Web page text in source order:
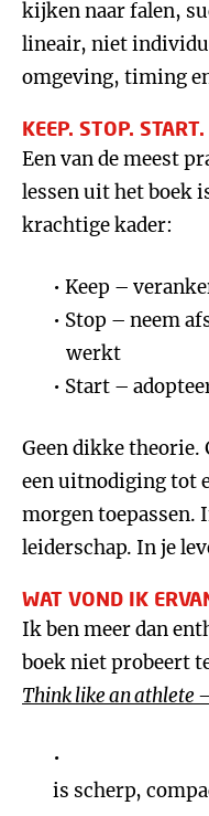
kijken naar falen,
lineair, niet
omgeving, timing
KEEP. STOP. START.
Een van de meest
lessen uit het boek
krachtige kader:
Keep –
Stop – neem
werkt
Start –
Geen dikke theorie.
een uitnodiging tot
morgen
leiderschap. In je
WAT VOND IK
Ik ben meer dan
boek niet probeert
Think like an athlete
is scherp,